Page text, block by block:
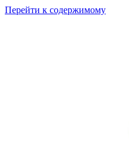
Перейти к содержимому